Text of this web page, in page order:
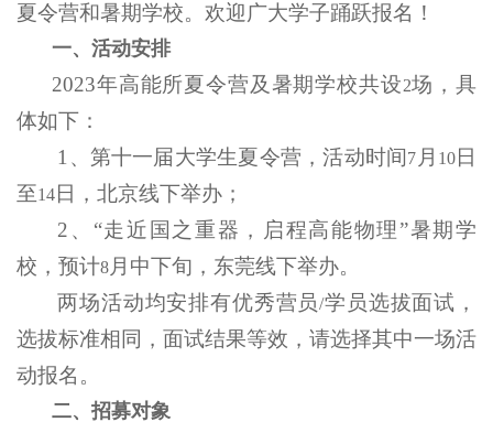
夏令营和暑期学校。欢迎广大学子踊跃报名！
一、活动安排
2023年高能所夏令营及暑期学校共设2场，具
体如下：
1 、第十一届大学生夏令营，活动时间 7 月 10日
至14 日，北京线下举办；
2 、“走近国之重器，启程高能物理”暑期学
校，预计8 月中下旬，东莞线下举办。
两场活动均安排有优秀营员/学员选拔面试，
选拔标准相同，面试结果等效，请选择其中一场活
动报名。
二、招募对象